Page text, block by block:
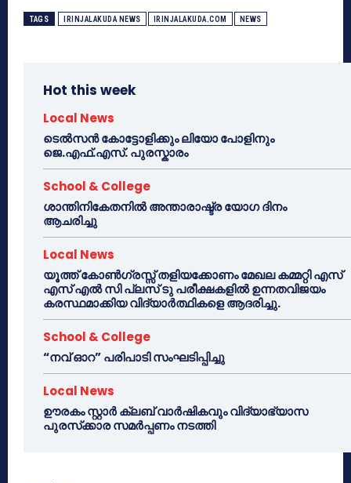
TAGS IRINJALAKUDA NEWS IRINJALAKUDA.COM NEWS
Hot this week
Local News
ടെൽസൻ കോട്ടോളിക്കും ലിയോ പോളിനും
ജെ.എഫ്.എസ്. പുരസ്കാരം
School & College
ശാന്തിനികേതനിൽ അന്താരാഷ്ട്ര യോഗ ദിനം
ആചരിച്ചു
Local News
യൂത്ത് കോൺഗ്രസ്സ് തളിയക്കോണം മേഖല കമ്മറ്റി എസ്
എസ് എൽ സി പ്ലസ് ടു പരീക്ഷകളിൽ ഉന്നതവിജയം
കരസ്ഥമാക്കിയ വിദ്യാർത്ഥികളെ ആദരിച്ചു.
School & College
“നവ് ഓറ” പരിപാടി സംഘടിപ്പിച്ചു
Local News
ഊരകം സ്റ്റാർ ക്ലബ് വാർഷികവും വിദ്യാഭ്യാസ
പുരസ്‌ക്കാര സമർപ്പണം നടത്തി